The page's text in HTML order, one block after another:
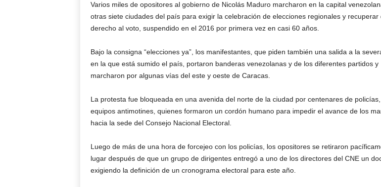
Varios miles de opositores al gobierno de Nicolás Maduro marcharon en la capital
otras siete ciudades del país para exigir la celebración de elecciones regionales y recuperar
derecho al voto, suspendido en el 2016 por primera vez en casi 60 años.
Bajo la consigna “elecciones ya”, los manifestantes, que piden también una salida a la
en la que está sumido el país, portaron banderas venezolanas y de los diferentes partidos y
marcharon por algunas vías del este y oeste de Caracas.
La protesta fue bloqueada en una avenida del norte de la ciudad por centenares de
equipos antimotines, quienes formaron un cordón humano para impedir el avance de los
hacia la sede del Consejo Nacional Electoral.
Luego de más de una hora de forcejeo con los policías, los opositores se retiraron
lugar después de que un grupo de dirigentes entregó a uno de los directores del CNE un
exigiendo la definición de un cronograma electoral para este año.